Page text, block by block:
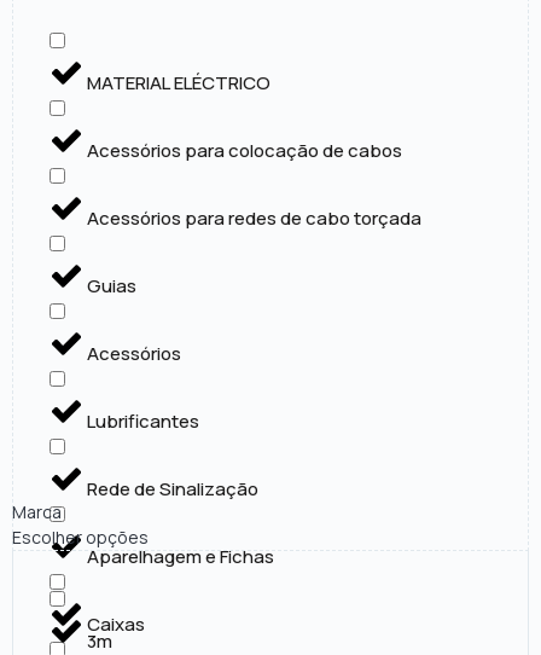
MATERIAL ELÉCTRICO
Acessórios para colocação de cabos
Acessórios para redes de cabo torçada
Guias
Acessórios
Lubrificantes
Rede de Sinalização
Aparelhagem e Fichas
Caixas
Marca
Escolher opções
3m